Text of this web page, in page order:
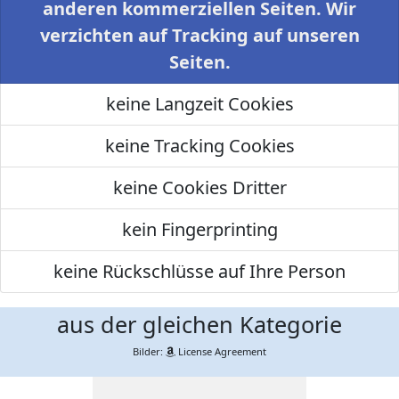
anderen kommerziellen Seiten. Wir
verzichten auf Tracking auf unseren
Seiten.
keine Langzeit Cookies
keine Tracking Cookies
keine Cookies Dritter
kein Fingerprinting
keine Rückschlüsse auf Ihre Person
aus der gleichen Kategorie
Bilder: License Agreement